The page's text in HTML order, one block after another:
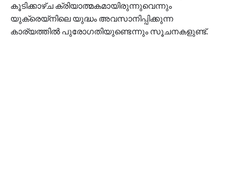
കൂടിക്കാഴ്ച ക്രിയാത്മകമായിരുന്നുവെന്നും
യുക്രെയ്നിലെ യുദ്ധം അവസാനിപ്പിക്കുന്ന
കാര്യത്തില്‍ പുരോഗതിയുണ്ടെന്നും സൂചനകളുണ്ട്.